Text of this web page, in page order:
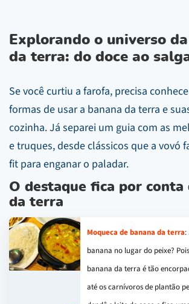
Explorando o universo
da terra: do doce ao
Se você curtiu a farofa, precisa
formas de usar a banana da terra e
cozinha. Já separei um guia com as
e truques, desde clássicos que a vovó
fit para enganar o paladar.
O destaque fica por conta
da terra
Moqueca de banana da terra:
banana no lugar do peixe?
banana da terra é tão
até os carnívoros de plantão